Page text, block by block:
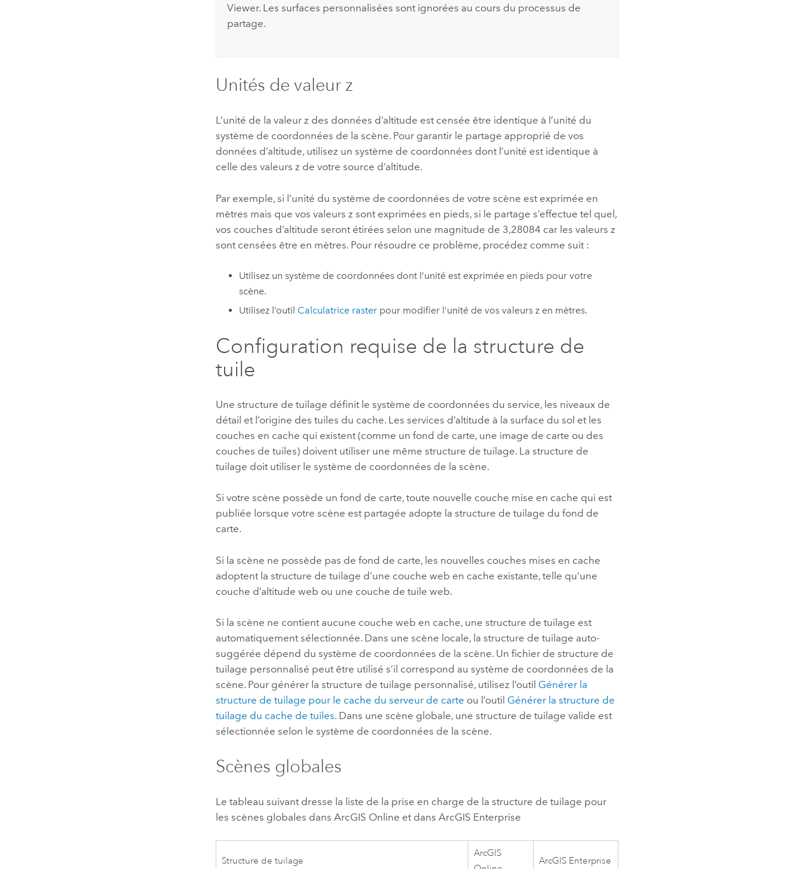
Viewer. Les surfaces personnalisées sont ignorées au cours du processus de
partage.
Unités de valeur z
L’unité de la valeur z des données d’altitude est censée être identique à l’unité du
système de coordonnées de la scène. Pour garantir le partage approprié de vos
données d’altitude, utilisez un système de coordonnées dont l’unité est identique à
celle des valeurs z de votre source d’altitude.
Par exemple, si l’unité du système de coordonnées de votre scène est exprimée en
mètres mais que vos valeurs z sont exprimées en pieds, si le partage s’effectue tel quel,
vos couches d’altitude seront étirées selon une magnitude de 3,28084 car les valeurs z
sont censées être en mètres. Pour résoudre ce problème, procédez comme suit :
Utilisez un système de coordonnées dont l’unité est exprimée en pieds pour votre
scène.
Utilisez l’outil Calculatrice rasterpour modifier l’unité de vos valeurs z en mètres.
Configuration requise de la structure de
tuile
Une structure de tuilage définit le système de coordonnées du service, les niveaux de
détail et l’origine des tuiles du cache. Les services d’altitude à la surface du sol et les
couches en cache qui existent (comme un fond de carte, une image de carte ou des
couches de tuiles) doivent utiliser une même structure de tuilage. La structure de
tuilage doit utiliser le système de coordonnées de la scène.
Si votre scène possède un fond de carte, toute nouvelle couche mise en cache qui est
publiée lorsque votre scène est partagée adopte la structure de tuilage du fond de
carte.
Si la scène ne possède pas de fond de carte, les nouvelles couches mises en cache
adoptent la structure de tuilage d’une couche web en cache existante, telle qu’une
couche d’altitude web ou une couche de tuile web.
Si la scène ne contient aucune couche web en cache, une structure de tuilage est
automatiquement sélectionnée. Dans une scène locale, la structure de tuilage auto-
suggérée dépend du système de coordonnées de la scène. Un fichier de structure de
tuilage personnalisé peut être utilisé s’il correspond au système de coordonnées de la
scène. Pour générer la structure de tuilage personnalisé, utilisez l’outil Générer la
structure de tuilage pour le cache du serveur de carte ou l’outil Générer la structure de
tuilage du cache de tuiles. Dans une scène globale, une structure de tuilage valide est
sélectionnée selon le système de coordonnées de la scène.
Scènes globales
Le tableau suivant dresse la liste de la prise en charge de la structure de tuilage pour
les scènes globales dansArcGIS Online et dansArcGIS Enterprise
Structure de tuilage
ArcGIS
ArcGIS Enterprise